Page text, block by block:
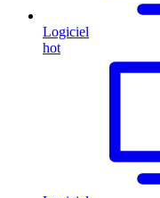
Logiciel
hot